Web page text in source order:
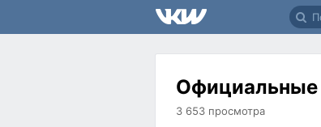
Официальные
3 653 просмотра